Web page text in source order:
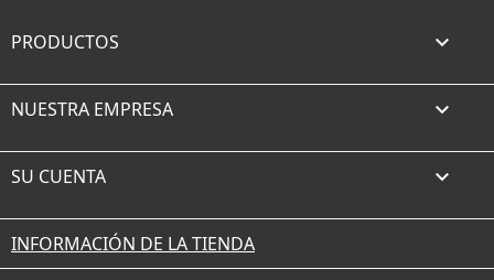
PRODUCTOS 
NUESTRA EMPRESA 
SU CUENTA 
INFORMACIÓN DE LA TIENDA